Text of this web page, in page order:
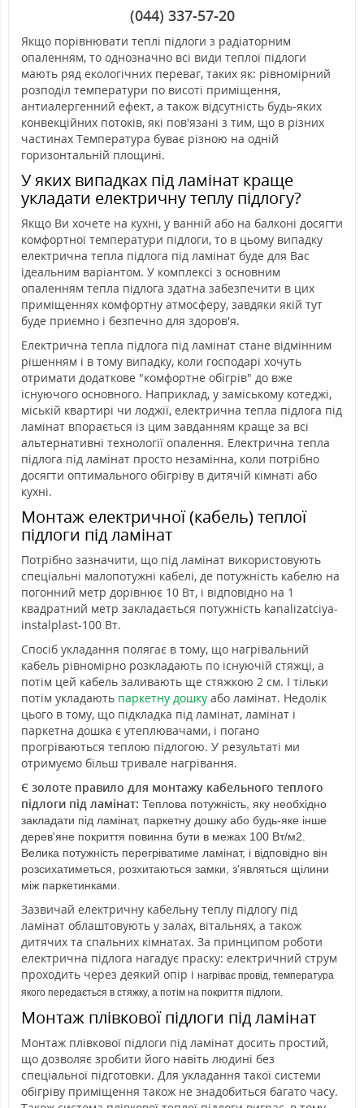
(044) 337-57-20
Якщо порівнювати теплі підлоги з радіаторним
опаленням, то однозначно всі види теплої підлоги
мають ряд екологічних переваг, таких як: рівномірний
розподіл температури по висоті приміщення,
антиалергенний ефект, а також відсутність будь-яких
конвекційних потоків, які пов'язані з тим, що в різних
частинах Температура буває різною на одній
горизонтальній площині.
У яких випадках під ламінат краще
укладати електричну теплу підлогу?
Якщо Ви хочете на кухні, у ванній або на балконі досягти
комфортної температури підлоги, то в цьому випадку
електрична тепла підлога під ламінат буде для Вас
ідеальним варіантом. У комплексі з основним
опаленням тепла підлога здатна забезпечити в цих
приміщеннях комфортну атмосферу, завдяки якій тут
буде приємно і безпечно для здоров'я.
Електрична тепла підлога під ламінат стане відмінним
рішенням і в тому випадку, коли господарі хочуть
отримати додаткове "комфортне обігрів" до вже
існуючого основного. Наприклад, у заміському котеджі,
міській квартирі чи лоджії, електрична тепла підлога під
ламінат впорається із цим завданням краще за всі
альтернативні технології опалення. Електрична тепла
підлога під ламінат просто незамінна, коли потрібно
досягти оптимального обігріву в дитячій кімнаті або
кухні.
Монтаж електричної (кабель) теплої
підлоги під ламінат
Потрібно зазначити, що під ламінат використовують
спеціальні малопотужні кабелі, де потужність кабелю на
погонний метр дорівнює 10 Вт, і відповідно на 1
квадратний метр закладається потужність kanalizatciya-
instalplast-100 Вт.
Спосіб укладання полягає в тому, що нагрівальний
кабель рівномірно розкладають по існуючій стяжці, а
потім цей кабель заливають ще стяжкою 2 см. І тільки
потім укладають паркетну дошку або ламінат. Недолік
цього в тому, що підкладка під ламінат, ламінат і
паркетна дошка є утеплювачами, і погано
прогріваються теплою підлогою. У результаті ми
отримуємо більш тривале нагрівання.
Є золоте правило для монтажу кабельного теплого
підлоги під ламінат: Теплова потужність, яку необхідно
закладати під ламінат, паркетну дошку або будь-яке інше
дерев'яне покриття повинна бути в межах 100 Вт/м2.
Велика потужність перегріватиме ламінат, і відповідно він
розсихатиметься, розхитаються замки, з'являться щілини
між паркетинками.
Зазвичай електричну кабельну теплу підлогу під
ламінат облаштовують у залах, вітальнях, а також
дитячих та спальних кімнатах. За принципом роботи
електрична підлога нагадує праску: електричний струм
проходить через деякий опір і нагріває провід, температура
якого передається в стяжку, а потім на покриття підлоги.
Монтаж плівкової підлоги під ламінат
Монтаж плівкової підлоги під ламінат досить простий,
що дозволяє зробити його навіть людині без
спеціальної підготовки. Для укладання такої системи
обігріву приміщення також не знадобиться багато часу.